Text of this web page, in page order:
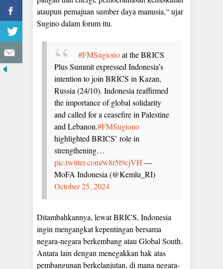
ataupun pemajuan sumber daya manusia,“ ujar
Sugino dalam forum itu.
#FMSugionoat the BRICS
Plus Summit expressed Indonesia’s
intention to join BRICS in Kazan,
Russia (24/10). Indonesia reaffirmed
the importance of global solidarity
and called for a ceasefire in Palestine
and Lebanon.#FMSugiono
highlighted BRICS’ role in
strengthening…
pic.twitter.com/w8r5t9cjVH —
MoFA Indonesia (@Kemlu_RI)
October 25, 2024
Ditambahkannya, lewat BRICS, Indonesia
ingin mengangkat kepentingan bersama
negara-negara berkembang atau Global South.
Antara lain dengan menegakkan hak atas
pembangunan berkelanjutan, di mana negara-